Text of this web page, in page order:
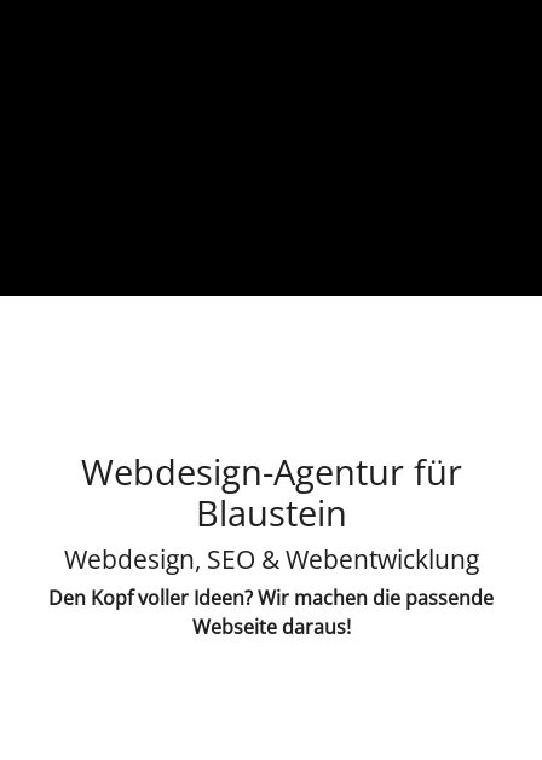
Webdesign-Agentur für
Blaustein
Webdesign, SEO & Webentwicklung
Den Kopf voller Ideen? Wir machen die passende
Webseite daraus!